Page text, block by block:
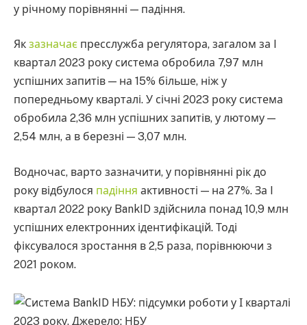
у річному порівнянні — падіння.
Як зазначає пресслужба регулятора, загалом за I
квартал 2023 року система обробила 7,97 млн
успішних запитів — на 15% більше, ніж у
попередньому кварталі. У січні 2023 року система
обробила 2,36 млн успішних запитів, у лютому —
2,54 млн, а в березні — 3,07 млн.
Водночас, варто зазначити, у порівнянні рік до
року відбулося падіння активності — на 27%. За I
квартал 2022 року BankID здійснила понад 10,9 млн
успішних електронних ідентифікацій. Тоді
фіксувалося зростання в 2,5 раза, порівнюючи з
2021 роком.